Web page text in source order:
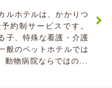
ルホテルは、かかりつ
約制サービスです。
子、特殊な看護・介護
般のペットホテルでは
動物病院ならではの...